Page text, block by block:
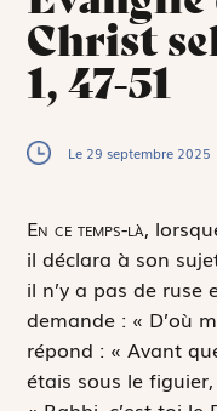
Christ
1, 47-51
Le 29 septembre 2025
En ce temps-là,
il déclara à son
il n’y a pas de ruse
demande : « D’où
répond : « Avant
étais sous le